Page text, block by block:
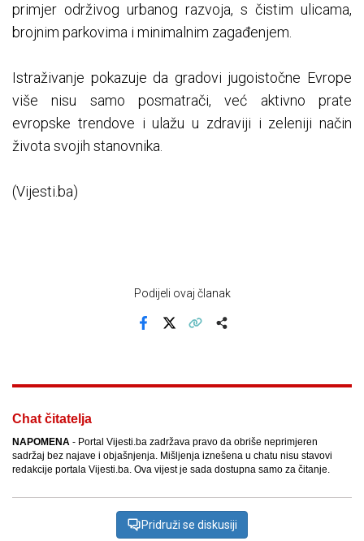
primjer održivog urbanog razvoja, s čistim ulicama,
brojnim parkovima i minimalnim zagađenjem.
Istraživanje pokazuje da gradovi jugoistočne Evrope
više nisu samo posmatrači, već aktivno prate
evropske trendove i ulažu u zdraviji i zeleniji način
života svojih stanovnika.
(Vijesti.ba)
Podijeli ovaj članak
Chat čitatelja
NAPOMENA - Portal Vijesti.ba zadržava pravo da obriše neprimjeren
sadržaj bez najave i objašnjenja. Mišljenja iznešena u chatu nisu stavovi
redakcije portala Vijesti.ba. Ova vijest je sada dostupna samo za čitanje.
Pridruži se diskusiji